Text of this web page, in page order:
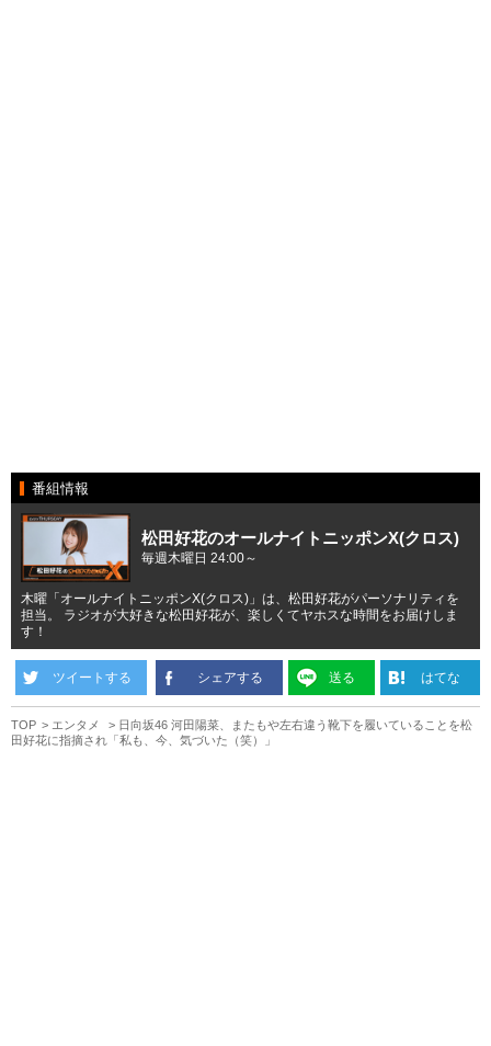
番組情報
松田好花のオールナイトニッポンX(クロス)
毎週木曜日 24:00～
木曜「オールナイトニッポンX(クロス)」は、松田好花がパーソナリティを
担当。 ラジオが大好きな松田好花が、楽しくてヤホスな時間をお届けしま
す！
ツイートする シェアする 送る はてな
TOP エンタメ
日向坂46 河田陽菜、またもや左右違う靴下を履いていることを松
田好花に指摘され「私も、今、気づいた（笑）」